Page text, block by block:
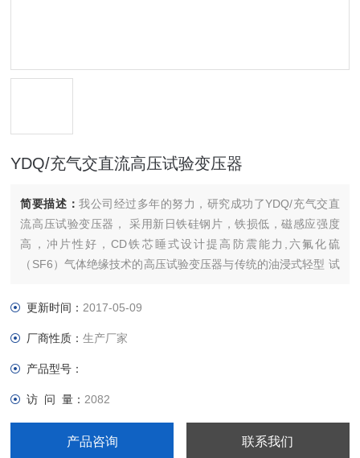
YDQ/充气交直流高压试验变压器
简要描述：我公司经过多年的努力，研究成功了YDQ/充气交直
流高压试验变压器， 采用新日铁硅钢片，铁损低，磁感应强度
高，冲片性好，CD铁芯睡式设计提高防震能力,六氟化硫
（SF6）气体绝缘技术的高压试验变压器与传统的油浸式轻型 试
定）。
更新时间： 2017-05-09
厂商性质：生产厂家
产品型号：
访 问 量： 2082
产品咨询 联系我们